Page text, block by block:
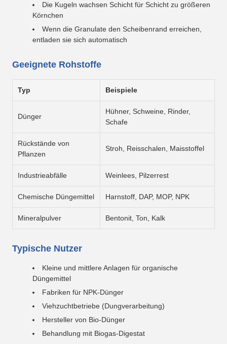
Die Kugeln wachsen Schicht für Schicht zu größeren
Körnchen
Wenn die Granulate den Scheibenrand erreichen,
entladen sie sich automatisch
Geeignete Rohstoffe
Typ Beispiele
Dünger
Hühner, Schweine, Rinder,
Schafe
Rückstände von
Pflanzen
Stroh, Reisschalen, Maisstoffel
Industrieabfälle Weinlees, Pilzerrest
Chemische Düngemittel Harnstoff, DAP, MOP, NPK
Mineralpulver Bentonit, Ton, Kalk
Typische Nutzer
Kleine und mittlere Anlagen für organische
Düngemittel
Fabriken für NPK-Dünger
Viehzuchtbetriebe (Dungverarbeitung)
Hersteller von Bio-Dünger
Behandlung mit Biogas-Digestat